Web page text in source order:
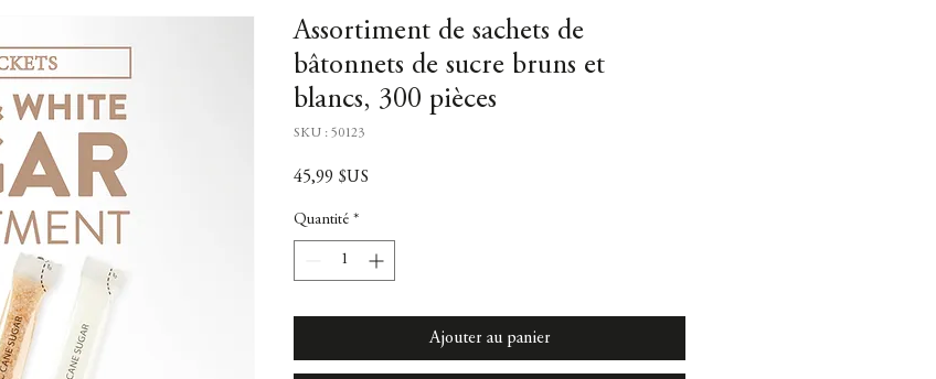
Assortiment de sachets de
bâtonnets de sucre bruns et
blancs, 300 pièces
SKU : 50123
45,99 $US
Quantité *
Ajouter au panier